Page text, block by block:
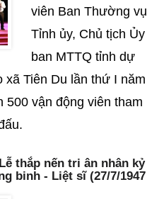
viên Ban Thường vụ
Tỉnh ủy, Chủ tịch Ủy
ban MTTQ tỉnh dự
Tiên Du lần thứ I năm
vận động viên tham
thắp nến tri ân nhân kỷ
binh - Liệt sĩ (27/7/1947